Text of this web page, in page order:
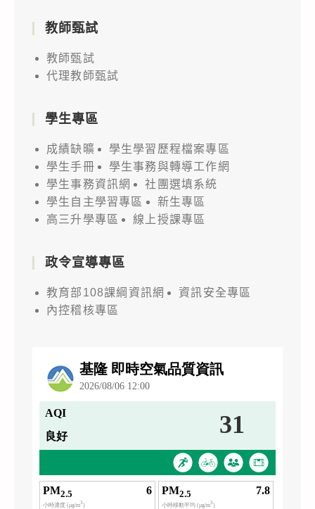
教師甄試
教師甄試
代理教師甄試
學生專區
成績缺曠
學生學習歷程檔案專區
學生手冊
學生事務與轉導工作網
學生事務資訊網
社團選填系統
學生自主學習專區
新生專區
高三升學專區
線上授課專區
政令宣導專區
教育部108課綱資訊網
資訊安全專區
內控稽核專區